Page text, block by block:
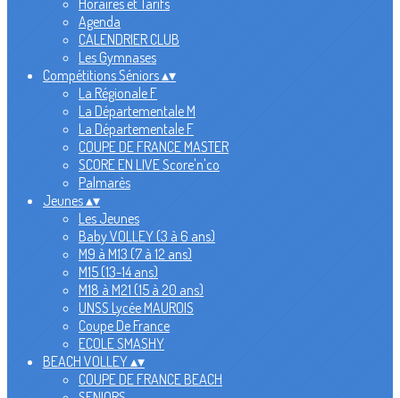
Horaires et Tarifs
Agenda
CALENDRIER CLUB
Les Gymnases
Compétitions Séniors▴▾
La Régionale F
La Départementale M
La Départementale F
COUPE DE FRANCE MASTER
SCORE EN LIVE Score'n'co
Palmarès
Jeunes▴▾
Les Jeunes
Baby VOLLEY (3 à 6 ans)
M9 à M13 (7 à 12 ans)
M15 (13-14 ans)
M18 à M21 (15 à 20 ans)
UNSS Lycée MAUROIS
Coupe De France
ECOLE SMASHY
BEACH VOLLEY▴▾
COUPE DE FRANCE BEACH